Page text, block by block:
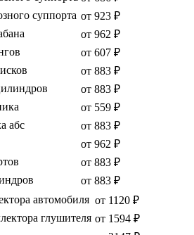
суппорта от 923 ₽
от 962 ₽
от 607 ₽
от 883 ₽
от 883 ₽
от 559 ₽
абс
от 883 ₽
от 962 ₽
от 883 ₽
от 883 ₽
автомобиля от 1120 ₽
глушителя от 1594 ₽